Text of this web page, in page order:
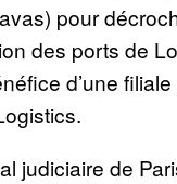
pour
des ports de
d’une
judiciaire de